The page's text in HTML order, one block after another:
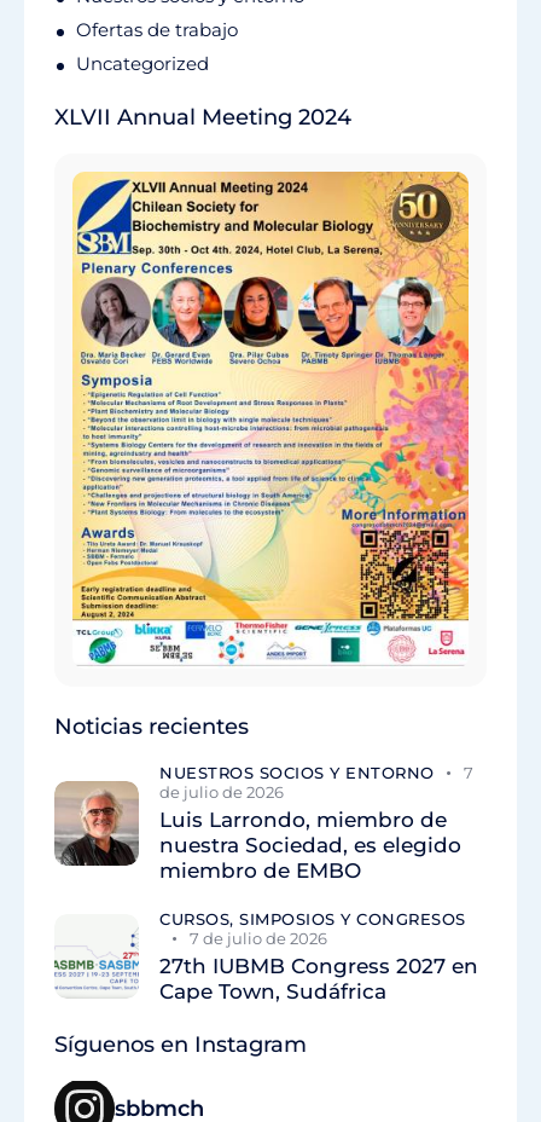
Ofertas de trabajo
Uncategorized
XLVII Annual Meeting 2024
Noticias recientes
NUESTROS SOCIOS Y ENTORNO
7
de julio de 2026
Luis Larrondo, miembro de
nuestra Sociedad, es elegido
miembro de EMBO
CURSOS, SIMPOSIOS Y CONGRESOS
7 de julio de 2026
27th IUBMB Congress 2027 en
Cape Town, Sudáfrica
Síguenos en Instagram
sbbmch